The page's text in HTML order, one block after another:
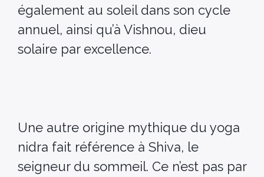
également au soleil dans son cycle
annuel, ainsi qu’à Vishnou, dieu
solaire par excellence.
Une autre origine mythique du yoga
nidra fait référence à Shiva, le
seigneur du sommeil. Ce n’est pas par